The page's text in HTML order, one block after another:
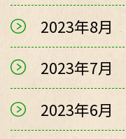
2023年8月
2023年7月
2023年6月